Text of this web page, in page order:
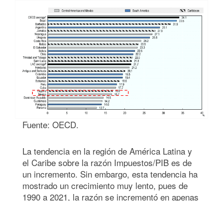
Fuente: OECD.
La tendencia en la región de América Latina y
el Caribe sobre la razón Impuestos/PIB es de
un incremento. Sin embargo, esta tendencia ha
mostrado un crecimiento muy lento, pues de
1990 a 2021, la razón se incrementó en apenas